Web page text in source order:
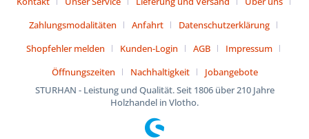
Zahlungsmodalitäten
Anfahrt
Datenschutzerklärung
Shopfehler melden
Kunden-Login AGB
Impressum
Öffnungszeiten
Nachhaltigkeit
Jobangebote
STURHAN - Leistung und Qualität. Seit 1806 über 210 Jahre
Holzhandel in Vlotho.